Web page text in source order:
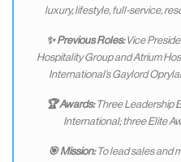
luxury, lifestyle, full-service,
✨ Previous Roles:Vice
Hospitality Group and Atrium
International’s Gaylord
🏆 Awards:Three Leadership
International; three Elite
🎯 Mission:To lead sales and